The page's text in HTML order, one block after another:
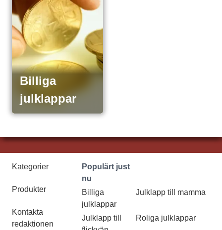
Billiga
julklappar
Kategorier
Produkter
Kontakta
redaktionen
Populärt just
nu
Billiga
julklappar
Julklapp till
Julklapp till mamma
Roliga julklappar